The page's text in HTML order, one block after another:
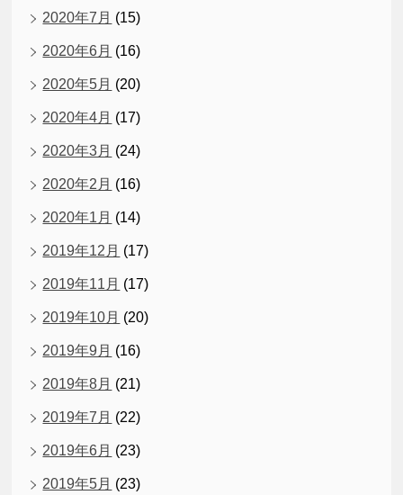
2020年7月 (15)
2020年6月 (16)
2020年5月 (20)
2020年4月 (17)
2020年3月 (24)
2020年2月 (16)
2020年1月 (14)
2019年12月 (17)
2019年11月 (17)
2019年10月 (20)
2019年9月 (16)
2019年8月 (21)
2019年7月 (22)
2019年6月 (23)
2019年5月 (23)